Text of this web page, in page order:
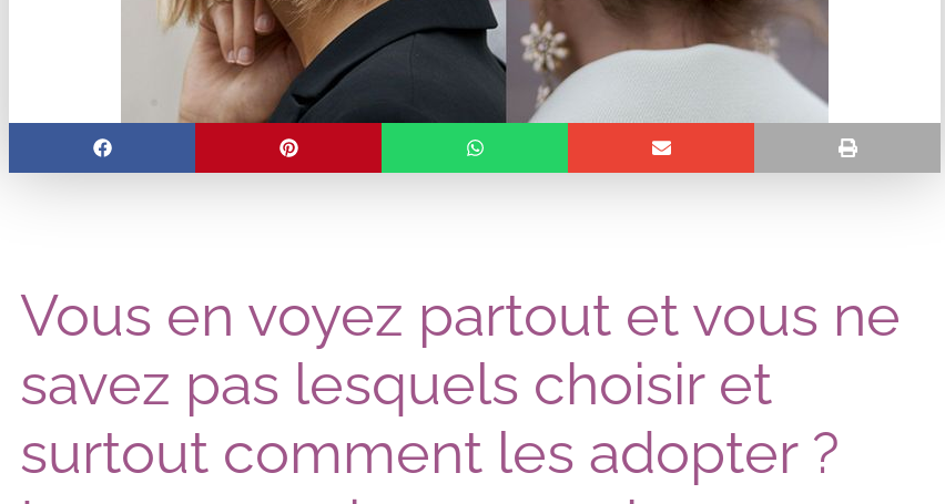
Vous en voyez partout et vous ne
savez pas lesquels choisir et
surtout comment les adopter ?